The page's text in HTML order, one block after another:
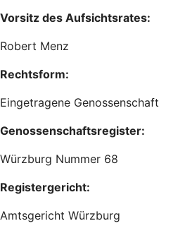
Vorsitz des Aufsichtsrates:
Robert Menz
Rechtsform:
Eingetragene Genossenschaft
Genossenschaftsregister:
Würzburg Nummer 68
Registergericht:
Amtsgericht Würzburg